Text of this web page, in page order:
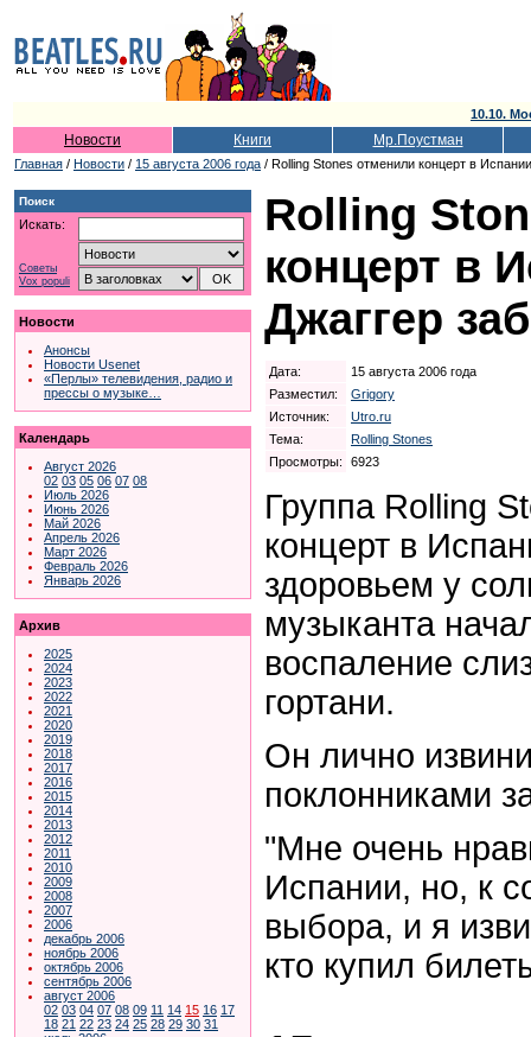
10.10.
Новости Книги Мр.Поустман
Главная / Новости / 15 августа 2006 года / Rolling Stones отменили концерт в
Поиск
Искать:
Советы
Vox populi
Новости
Анонсы
Новости Usenet
«Перлы» телевидения, радио и
прессы о музыке…
Календарь
Август 2026
02 03 05 06 07 08
Июль 2026
Июнь 2026
Май 2026
Апрель 2026
Март 2026
Февраль 2026
Январь 2026
Архив
2025
2024
2023
2022
2021
2020
2019
2018
2017
2016
2015
2014
2013
2012
2011
2010
2009
2008
2007
2006
декабрь 2006
ноябрь 2006
октябрь 2006
сентябрь 2006
август 2006
02 03 04 07 08 09 11 14 15 16 17
18 21 22 23 24 25 28 29 30 31
Rolling
концерт в
Джаггер
Дата:
15 августа 2006 года
Разместил:
Grigory
Источник:
Utro.ru
Тема:
Rolling Stones
Просмотры:
6923
Группа Rolling
концерт в
здоровьем у
музыканта
воспаление
гортани.
Он лично
поклонниками
"Мне очень
Испании, но, к
выбора, и я
кто купил